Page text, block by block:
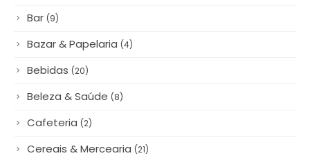
Bar (9)
Bazar & Papelaria (4)
Bebidas (20)
Beleza & Saúde (8)
Cafeteria (2)
Cereais & Mercearia (21)